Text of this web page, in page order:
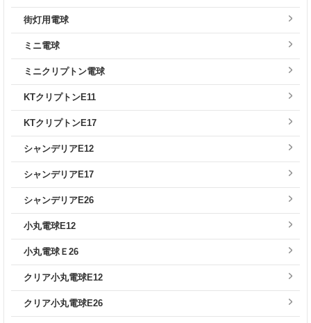
街灯用電球
ミニ電球
ミニクリプトン電球
KTクリプトンE11
KTクリプトンE17
シャンデリアE12
シャンデリアE17
シャンデリアE26
小丸電球E12
小丸電球Ｅ26
クリア小丸電球E12
クリア小丸電球E26